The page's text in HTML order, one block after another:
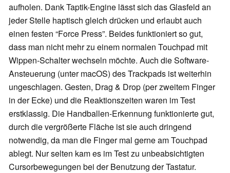
aufholen. Dank Taptik-Engine lässt sich das Glasfeld an
jeder Stelle haptisch gleich drücken und erlaubt auch
einen festen “Force Press”. Beides funktioniert so gut,
dass man nicht mehr zu einem normalen Touchpad mit
Wippen-Schalter wechseln möchte. Auch die Software-
Ansteuerung (unter macOS) des Trackpads ist weiterhin
ungeschlagen. Gesten, Drag & Drop (per zweitem Finger
in der Ecke) und die Reaktionszeiten waren im Test
erstklassig. Die Handballen-Erkennung funktionierte gut,
durch die vergrößerte Fläche ist sie auch dringend
notwendig, da man die Finger mal gerne am Touchpad
ablegt. Nur selten kam es im Test zu unbeabsichtigten
Cursorbewegungen bei der Benutzung der Tastatur.